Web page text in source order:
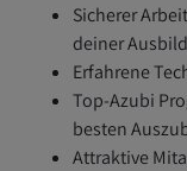
Sicherer
deiner
Erfahrene
Top-Azubi
besten
Attraktive